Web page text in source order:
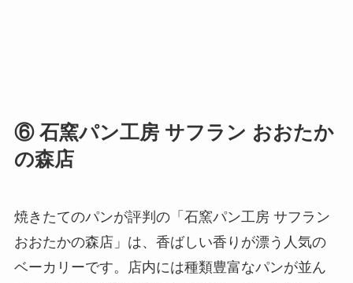
⑥ 石窯パン工房 サフラン おおたか
の森店
焼きたてのパンが評判の「石窯パン工房 サフラン
おおたかの森店」は、香ばしい香りが漂う人気の
ベーカリーです。店内には種類豊富なパンが並ん